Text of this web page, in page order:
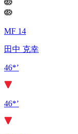
MF 14
田中 克幸
46*’
46*’